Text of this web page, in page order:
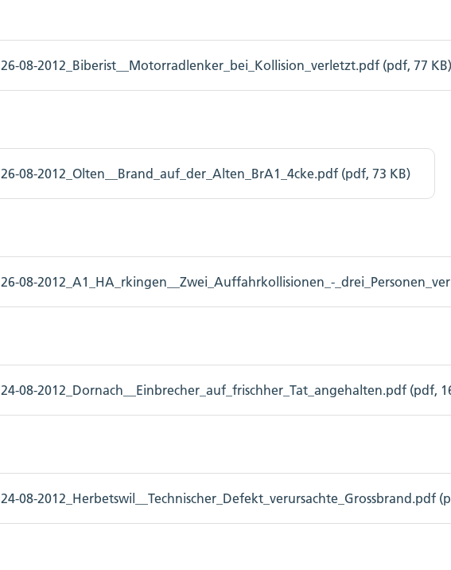
26-08-2012_Biberist__Motorradlenker_bei_Kollision_verletzt.pdf (pdf, 77 KB)
26-08-2012_Olten__Brand_auf_der_Alten_BrA1_4cke.pdf (pdf, 73 KB)
26-08-2012_A1_HA_rkingen__Zwei_Auffahrkollisionen_-
24-08-2012_Dornach__Einbrecher_auf_frischher_Tat_angehalten.pdf (pdf,
24-08-2012_Herbetswil__Technischer_Defekt_verursachte_Grossbrand.pdf